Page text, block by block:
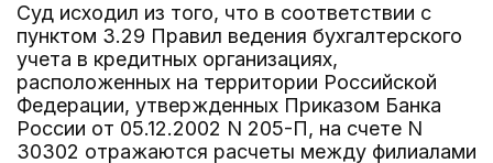
Суд исходил из того, что в соответствии с
пунктом 3.29 Правил ведения бухгалтерского
учета в кредитных организациях,
расположенных на территории Российской
Федерации, утвержденных Приказом Банка
России от 05.12.2002 N 205-П, на счете N
30302 отражаются расчеты между филиалами